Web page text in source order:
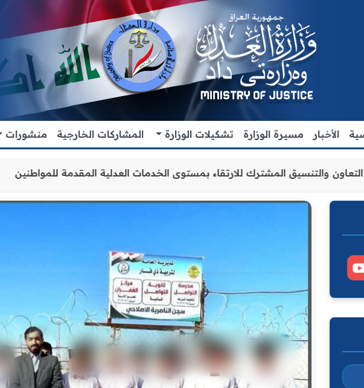
الأخبار مسيرة الوزارة تشكيلات الوزارة المشاركات الخارجية منشورات
ديالى تعزيز التعاون والتنسيق المشترك للارتقاء بمستوى الخدمات العدلية